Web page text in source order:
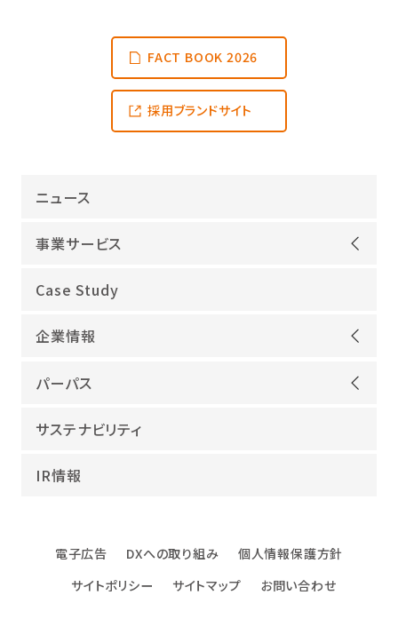
FACT BOOK 2026
採用ブランドサイト
ニュース
事業サービス
オープンアップグループが選ばれる理由
ITインフラ
IT開発
海外領域
教育・人材紹介
Case Study
企業情報
ごあいさつ
沿革
役員紹介
パーパス
当社グループのパーパス
幸せな仕事総合研究所
エンジニアインタビュー
サステナビリティ
IR情報
電子広告 DXへの取り組み
個人情報保護方針
サイトポリシー
サイトマップ お問い合わせ